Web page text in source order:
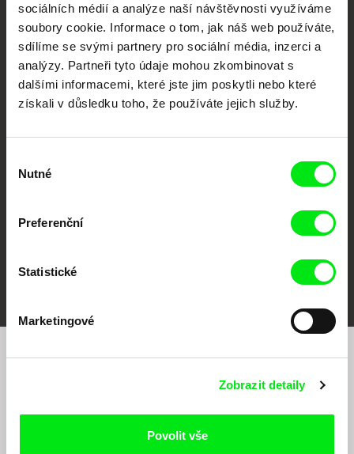
sociálních médií a analýze naší návštěvnosti využíváme
soubory cookie. Informace o tom, jak náš web používáte,
sdílíme se svými partnery pro sociální média, inzerci a
analýzy. Partneři tyto údaje mohou zkombinovat s
dalšími informacemi, které jste jim poskytli nebo které
získali v důsledku toho, že používáte jejich služby.
souhlasu
Nutné
Preferenční
Statistické
Marketingové
Zobrazit detaily
Povolit vše
FIDMarseille
filmovém programu?